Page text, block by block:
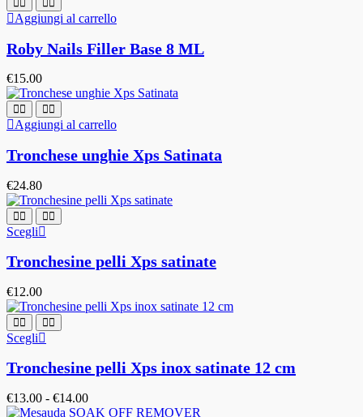
Aggiungi al carrello
Roby Nails Filler Base 8 ML
€15.00
Aggiungi al carrello
Tronchese unghie Xps Satinata
€24.80
Scegli
Tronchesine pelli Xps satinate
€12.00
Scegli
Tronchesine pelli Xps inox satinate 12 cm
€13.00 - €14.00